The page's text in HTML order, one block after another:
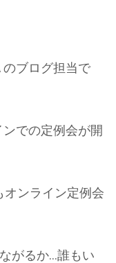
ブログ担当で
での定例会が開
ンライン定例会
がるか…誰もい